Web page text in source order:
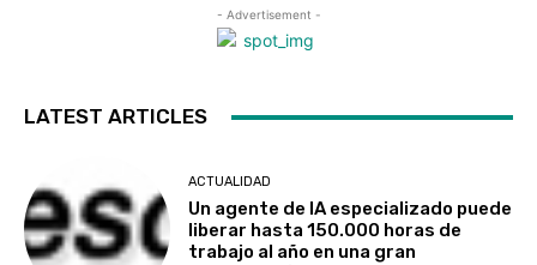
- Advertisement -
LATEST ARTICLES
ACTUALIDAD
Un agente de IA especializado puede
liberar hasta 150.000 horas de
trabajo al año en una gran